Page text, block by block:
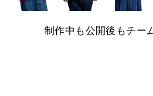
制作中も公開後もチー